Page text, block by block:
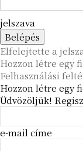
jelszava
Elfelejtette a
Hozzon létre egy
Felhasználási
Hozzon létre egy
Üdvözöljük!
e-mail címe